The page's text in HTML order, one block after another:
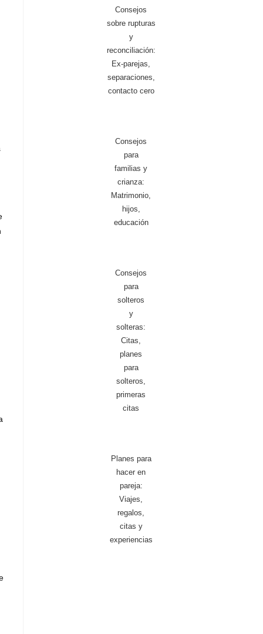
Consejos
sobre rupturas
y
reconciliación:
Ex-parejas,
separaciones,
contacto cero
Consejos
para
familias y
crianza:
Matrimonio,
hijos,
educación
Consejos
para
solteros
y
solteras:
Citas,
planes
para
solteros,
primeras
citas
Planes para
hacer en
pareja:
Viajes,
regalos,
citas y
experiencias